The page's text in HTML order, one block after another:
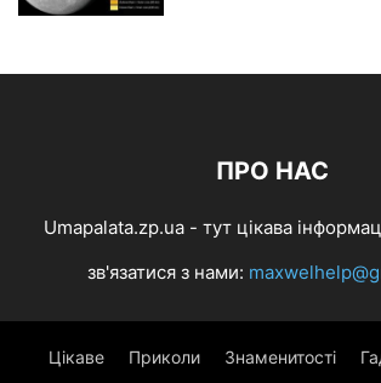
ПРО НАС
Umapalata.zp.ua - тут цікава
зв'язатися з нами:
Цікаве Приколи Знаменитості